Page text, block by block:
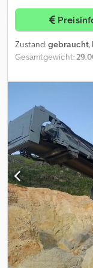
das Erreichen von
Maschinen nicht
um auch Bauschutt
Kraftstoffverbrauch
und -bedienung
Aufgabematerial:
Einstellbereich
Abmessungen:
Betriebskosten –
Einfache Bedienung
FÜR WEITERE
TELEFONISCH ZUR
Zustand:gebraucht,
Gesamtgewicht:
, Rubble Master
verkaufen: RUBBLE
Prallbrechanlage
überzeugt durch
und maximale
Bauschutt,
elektrischem Antrieb
kraftstoffsparend.
bis zu 250 t/h.
⁠Modell: RM 100GO! •⁠
⁠Durchsatz: bis 250 t/
Aufgabekörnung: bis
⁠Eigengewicht: ca. 35
Nachsiebeinheit •⁠
⁠Vorabsiebung •⁠
⁠⁠Staubniederhaltung